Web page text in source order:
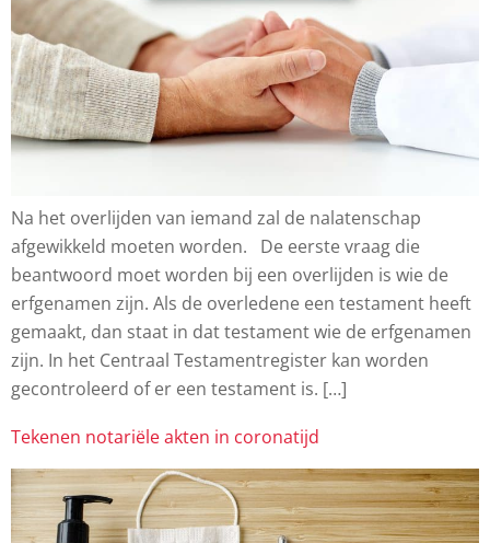
Na het overlijden van iemand zal de nalatenschap
afgewikkeld moeten worden. De eerste vraag die
beantwoord moet worden bij een overlijden is wie de
erfgenamen zijn. Als de overledene een testament heeft
gemaakt, dan staat in dat testament wie de erfgenamen
zijn. In het Centraal Testamentregister kan worden
gecontroleerd of er een testament is. […]
Tekenen notariële akten in coronatijd